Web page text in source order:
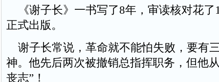
《谢子长》一书写了8年，审读核对花了
正式出版。
谢子长常说，革命就不能怕失败，要有
神。他先后两次被撤销总指挥职务，但他
丧志”！